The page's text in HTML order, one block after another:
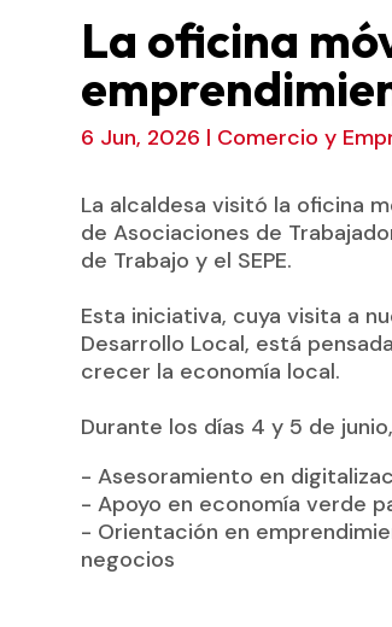
La oficina
6 Jun, 2026 | Comercio y
La alcaldesa visitó la oficina
de Asociaciones de
de Trabajo y el SEPE.
Esta iniciativa, cuya visita a
Desarrollo Local, está
crecer la economía local.
Durante los días 4 y 5 de
- Asesoramiento en
- Apoyo en economía verde
- Orientación en
negocios